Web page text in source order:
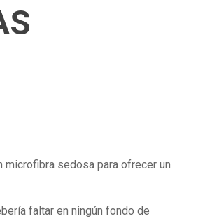
sedosa para ofrecer un
faltar en ningún fondo de